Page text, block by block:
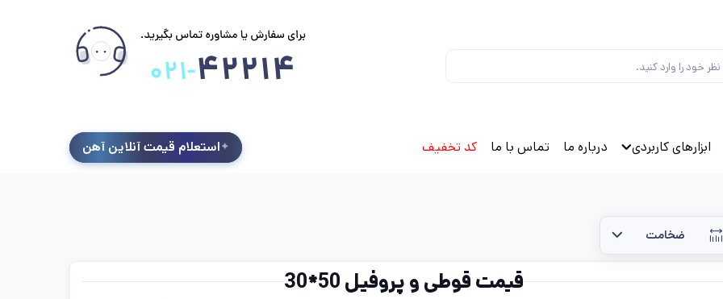
ابزارهای کاربردی درباره ما تماس با ما کد تخفیف استعلام قیمت آنلاین آهن
ضخامت
قیمت قوطی و پروفیل 50*30